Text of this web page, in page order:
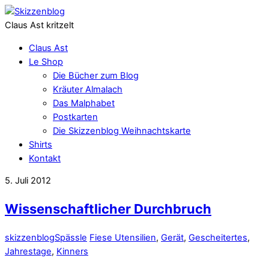
Claus Ast kritzelt
Claus Ast
Le Shop
Die Bücher zum Blog
Kräuter Almalach
Das Malphabet
Postkarten
Die Skizzenblog Weihnachtskarte
Shirts
Kontakt
5. Juli 2012
Wissenschaftlicher Durchbruch
skizzenblogSpässle Fiese Utensilien, Gerät, Gescheitertes,
Jahrestage, Kinners